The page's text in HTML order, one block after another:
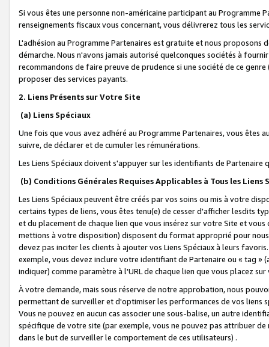
Si vous êtes une personne non-américaine participant au
renseignements fiscaux vous concernant, vous délivrerez tous les
L'adhésion au Programme Partenaires est gratuite et nous proposons
démarche. Nous n'avons jamais autorisé quelconques sociétés à
recommandons de faire preuve de prudence si une société de ce
proposer des services payants.
2. Liens Présents sur Votre Site
(a) Liens Spéciaux
Une fois que vous avez adhéré au Programme Partenaires, vous êtes
suivre, de déclarer et de cumuler les rémunérations.
Les Liens Spéciaux doivent s'appuyer sur les identifiants de Partenaire
(b) Conditions Générales Requises Applicables à Tous les Liens
Les Liens Spéciaux peuvent être créés par vos soins ou mis à votre
certains types de liens, vous êtes tenu(e) de cesser d'afficher lesdits
et du placement de chaque lien que vous insérez sur votre Site et
mettions à votre disposition) disposent du format approprié pour
devez pas inciter les clients à ajouter vos Liens Spéciaux à leurs
exemple, vous devez inclure votre identifiant de Partenaire ou « tag
indiquer) comme paramètre à l'URL de chaque lien que vous placez
À votre demande, mais sous réserve de notre approbation, nous
permettant de surveiller et d'optimiser les performances de vos liens
Vous ne pouvez en aucun cas associer une sous-balise, un autre
spécifique de votre site (par exemple, vous ne pouvez pas attribuer
dans le but de surveiller le comportement de ces utilisateurs) .